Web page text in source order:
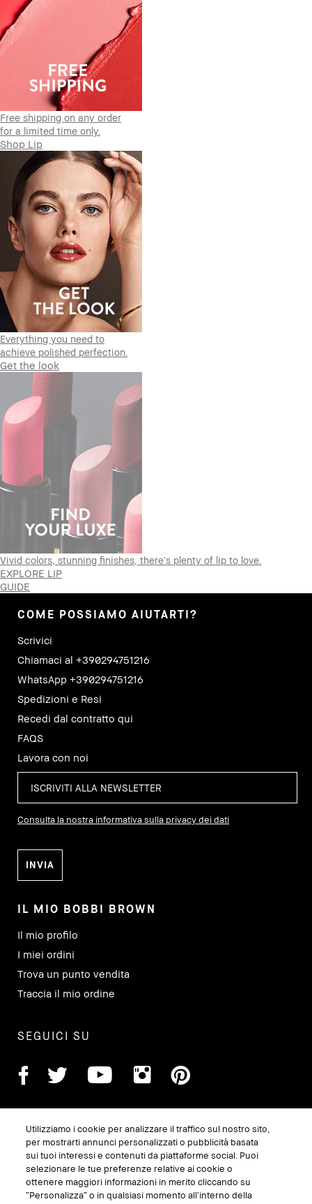
Free shipping on any order
for a limited time only.
Shop Lip
Everything you need to
achieve polished perfection.
Get the look
Vivid colors, stunning finishes, there’s plenty of lip to love.
EXPLORE LIP
GUIDE
COME POSSIAMO AIUTARTI?
Scrivici
Chiamaci al +390294751216
WhatsApp +390294751216
Spedizioni e Resi
Recedi dal contratto qui
FAQS
Lavora con noi
Consulta la nostra informativa sulla privacy dei dati
IL MIO BOBBI BROWN
Il mio profilo
I miei ordini
Trova un punto vendita
Traccia il mio ordine
SEGUICI SU
GESTISCI I COOKIE DEL SITO
Utilizziamo i cookie per analizzare il traffico sul nostro sito,
per mostrarti annunci personalizzati o pubblicità basata
sui tuoi interessi e contenuti da piattaforme social. Puoi
selezionare le tue preferenze relative ai cookie o
ottenere maggiori informazioni in merito cliccando su
“Personalizza” o in qualsiasi momento all’interno della